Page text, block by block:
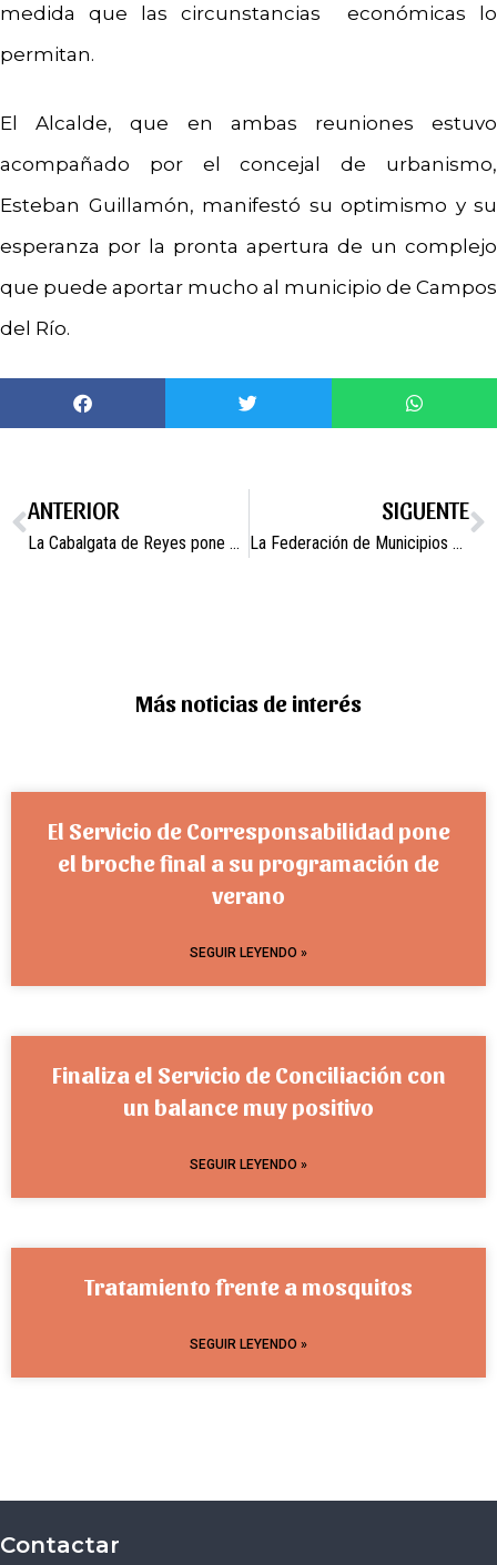
medida que las circunstancias económicas lo
permitan.
El Alcalde, que en ambas reuniones estuvo
acompañado por el concejal de urbanismo,
Esteban Guillamón, manifestó su optimismo y su
esperanza por la pronta apertura de un complejo
que puede aportar mucho al municipio de Campos
del Río.
ANTERIOR
La Cabalgata de Reyes pone punto y final al programa de actividades navideñas realizado por el Ayuntamiento de Campos del Río.
SIGUENTE
La Federación de Municipios de la Región de Murcia cierra 2011 con una Asamblea General.
Más noticias de interés
El Servicio de Corresponsabilidad pone
el broche final a su programación de
verano
SEGUIR LEYENDO »
Finaliza el Servicio de Conciliación con
un balance muy positivo
SEGUIR LEYENDO »
Tratamiento frente a mosquitos
SEGUIR LEYENDO »
Contactar